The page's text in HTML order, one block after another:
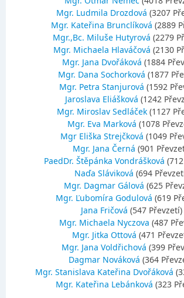
Mgr. Ludmila Drozdová (3207
Mgr. Kateřina Brunclíková (2889
Mgr.,Bc. Miluše Hutyrová (2279
Mgr. Michaela Hlaváčová (2130
Mgr. Jana Dvořáková (1884
Mgr. Dana Sochorková (1877
Mgr. Petra Stanjurová (1592
Jaroslava Eliášková (1242
Mgr. Miroslav Sedláček (1127
Mgr. Eva Marková (1078
Mgr Eliška Strejčková (1049
Mgr. Jana Černá (901
PaedDr. Štěpánka Vondrášková
Naďa Sláviková (694
Mgr. Dagmar Gálová (625
Mgr. Ľubomíra Godulová (619
Jana Fričová (547 Převzetí)
Mgr. Michaela Nyczova (487
Mgr. Jitka Ottová (471
Mgr. Jana Voldřichová (399
Dagmar Nováková (364
Mgr. Stanislava Kateřina Dvořáková
Mgr. Kateřina Lebánková (323